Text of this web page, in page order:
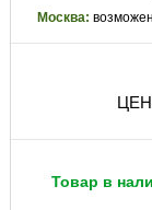
Москва:
Товар в